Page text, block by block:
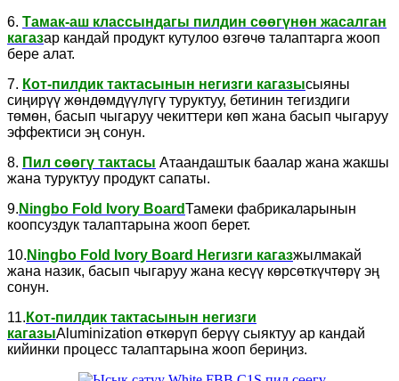
6. Тамак-аш классындагы пилдин сөөгүнөн жасалган
кагазар кандай продукт кутулоо өзгөчө талаптарга жооп
бере алат.
7. Кот-пилдик тактасынын негизги кагазысыяны
сиңирүү жөндөмдүүлүгү туруктуу, бетинин тегиздиги
төмөн, басып чыгаруу чекиттери көп жана басып чыгаруу
эффектиси эң сонун.
8. Пил сөөгү тактасы Атаандаштык баалар жана жакшы
жана туруктуу продукт сапаты.
9. Ningbo Fold Ivory BoardТамеки фабрикаларынын
коопсуздук талаптарына жооп берет.
10. Ningbo Fold Ivory Board Негизги кагазжылмакай
жана назик, басып чыгаруу жана кесүү көрсөткүчтөрү эң
сонун.
11. Кот-пилдик тактасынын негизги
кагазыAluminization өткөрүп берүү сыяктуу ар кандай
кийинки процесс талаптарына жооп бериңиз.